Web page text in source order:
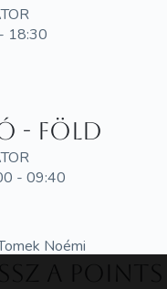
18:30
- Föld
- 09:40
Noémi
a